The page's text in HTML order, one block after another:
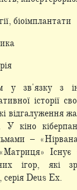
біоімплантати
у зв'язку з
історії
відгалуження
У кіно
–
Існує
ігор, які
Deus Ex.